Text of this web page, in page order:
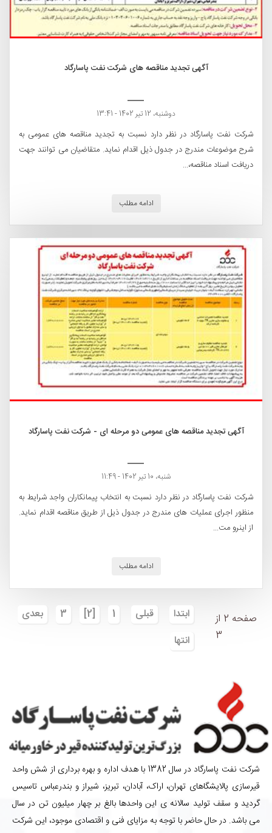
آگهی تجدید مناقصه های شرکت نفت پاسارگاد
دوشنبه، 12 تیر 1402 - 13:41
شرکت نفت پاسارگاد در نظر دارد نسبت به تجدید مناقصه های عمومی به
شرح موضوعات مندرج در جدول ذیل اقدام نماید. متقاضیان می توانند جهت
دریافت اسناد مناقصه،...
ادامه مطلب
آگهی تجدید مناقصه های عمومی دو مرحله ای - شرکت نفت پاسارگاد
شنبه، 10 تیر 1402 - 11:49
شرکت نفت پاسارگاد در نظر دارد نسبت به انتخاب پیمانکاران واجد شرایط به
منظور اجرای عملیات های مندرج در جدول ذیل از طریق مناقصه اقدام نماید.
از اینرو مت...
ادامه مطلب
صفحه 2 از
3
ابتدا قبلی 1
[2]
3
بعدی
انتها
شرکت نفت پاسارگاد در سال 1382 با هدف اداره و بهره برداری از شش واحد
قیرسازی پالایشگاهای تهران، اراک، آبادان، تبریز، شیراز و بندرعباس تاسیس
گردید و سقف تولید سالانه ی این واحدها بالغ بر چهار میلیون تن در سال
می باشد. در حال حاضر با توجه به مزایای فنی و اقتصادی موجود، این شرکت